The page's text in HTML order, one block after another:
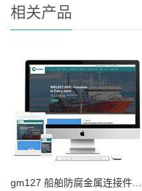
相关产品
gm127 船舶防腐金属连接件响应式外贸网站